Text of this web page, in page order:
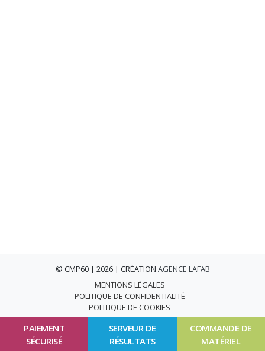
PAIEMENT
SÉCURISÉ
SERVEUR DE
RÉSULTATS
COMMANDE DE
MATÉRIEL
© CMP60 | 2026 | CRÉATION AGENCE LAFAB
MENTIONS LÉGALES
POLITIQUE DE CONFIDENTIALITÉ
POLITIQUE DE COOKIES